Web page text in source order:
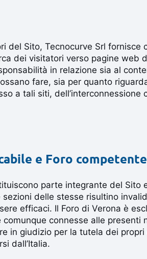
del Sito, Tecnocurve Srl fornisce
dei visitatori verso pagine web
in relazione sia al
fare, sia per quanto
a tali siti,
e Foro competente
parte integrante del Sito
delle stesse risultino
efficaci. Il Foro di Verona è
connesse alle presenti
in giudizio per la tutela dei
dall’Italia.